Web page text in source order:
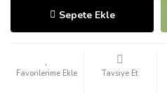
Sepete Ekle
Tavsiye Et